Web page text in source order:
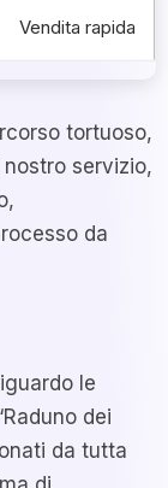
Vendita rapida
tortuoso,
servizio,
da
le
dei
da tutta